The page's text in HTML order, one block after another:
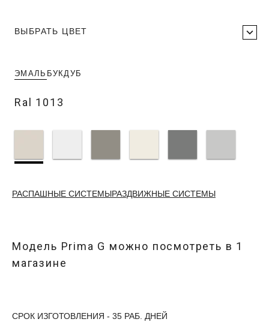
ВЫБРАТЬ ЦВЕТ
ЭМАЛЬ БУК ДУБ
Ral 1013
РАСПАШНЫЕ СИСТЕМЫРАЗДВИЖНЫЕ СИСТЕМЫ
Модель Prima G можно посмотреть в 1
магазине
СРОК ИЗГОТОВЛЕНИЯ - 35 РАБ. ДНЕЙ